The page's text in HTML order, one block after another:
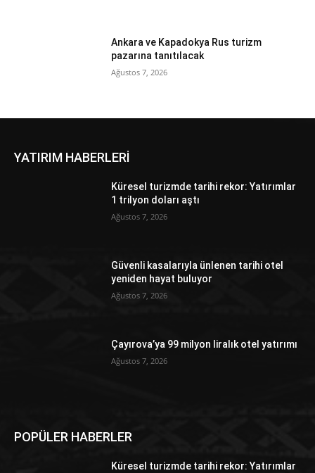
Ankara ve Kapadokya Rus turizm
pazarına tanıtılacak
Ağustos 7, 2026
YATIRIM HABERLERİ
Küresel turizmde tarihi rekor: Yatırımlar
1 trilyon doları aştı
Ağustos 7, 2026
Güvenli kasalarıyla ünlenen tarihi otel
yeniden hayat buluyor
Ağustos 7, 2026
Çayırova’ya 99 milyon liralık otel yatırımı
Ağustos 7, 2026
POPÜLER HABERLER
Küresel turizmde tarihi rekor: Yatırımlar